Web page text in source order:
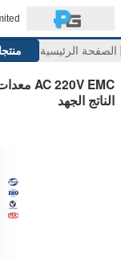
الصفحة الرئيسية
الناتج الجهد